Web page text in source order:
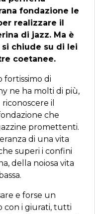
fondazione le
realizzare il
di jazz. Ma è
si chiude su di lei
coetanee.
fortissimo di
ne ha molti di più,
il
che
promettenti.
di una vita
superi i confini
della noiosa vita
e forse un
con i giurati, tutti